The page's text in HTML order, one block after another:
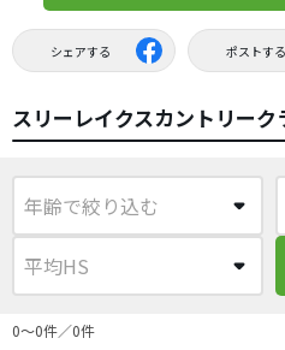
シェアする ポストする
スリーレイクスカントリーク
0〜0件／0件